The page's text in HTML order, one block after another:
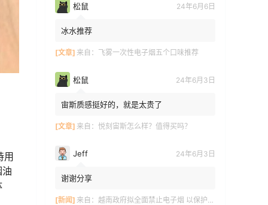
用
松鼠 24年6月6日
冰水推荐
[文章] 来自： 飞雾一次性电子烟五个口味推荐
松鼠 24年6月3日
宙斯质感挺好的，就是太贵了
[文章] 来自： 悦刻宙斯怎么样？值得买吗？
Jeff 24年6月3日
谢谢分享
[新闻] 来自： 越南政府拟全面禁止电子烟 以保护青少年健康